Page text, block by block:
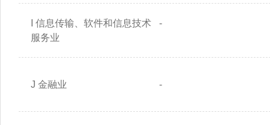
I 信息传输、软件和信息技术
服务业
-
J 金融业 -